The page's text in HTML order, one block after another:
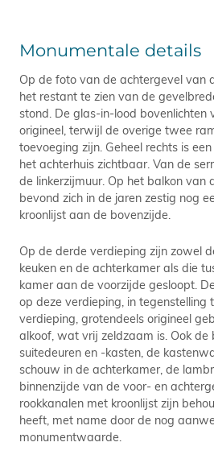
Monumentale details
Op de foto van de achtergevel van
het restant te zien van de
stond. De glas-in-lood bovenlichten
origineel, terwijl de overige twee
toevoeging zijn. Geheel rechts is
het achterhuis zichtbaar. Van de
de linkerzijmuur. Op het balkon van
bevond zich in de jaren zestig nog
kroonlijst aan de bovenzijde.
Op de derde verdieping zijn zowel
keuken en de achterkamer als die
kamer aan de voorzijde gesloopt.
op deze verdieping, in
verdieping, grotendeels origineel
alkoof, wat vrij zeldzaam is. Ook de
suitedeuren en -kasten, de
schouw in de achterkamer, de
binnenzijde van de voor- en
rookkanalen met kroonlijst zijn
heeft, met name door de nog
monumentwaarde.